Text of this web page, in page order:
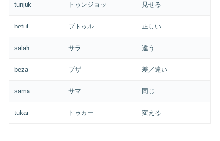
tunjuk トゥンジョッ 見せる
betul ブトゥル 正しい
salah サラ 違う
beza ブザ 差／違い
sama サマ 同じ
tukar トゥカー 変える